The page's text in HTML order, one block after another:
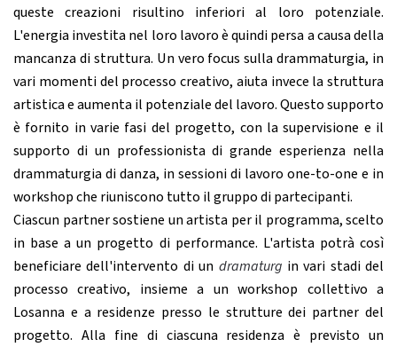
queste creazioni risultino inferiori al loro potenziale.
L'energia investita nel loro lavoro è quindi persa a causa della
mancanza di struttura. Un vero focus sulla drammaturgia, in
vari momenti del processo creativo, aiuta invece la struttura
artistica e aumenta il potenziale del lavoro. Questo supporto
è fornito in varie fasi del progetto, con la supervisione e il
supporto di un professionista di grande esperienza nella
drammaturgia di danza, in sessioni di lavoro one-to-one e in
workshop che riuniscono tutto il gruppo di partecipanti.
Ciascun partner sostiene un artista per il programma, scelto
in base a un progetto di performance. L'artista potrà così
beneficiare dell'intervento di un dramaturg in vari stadi del
processo creativo, insieme a un workshop collettivo a
Losanna e a residenze presso le strutture dei partner del
progetto. Alla fine di ciascuna residenza è previsto un